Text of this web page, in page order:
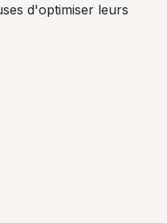
d'optimiser leurs